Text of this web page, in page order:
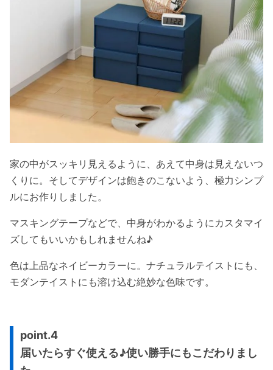
家の中がスッキリ見えるように、あえて中身は見えないつ
くりに。そしてデザインは飽きのこないよう、極力シンプ
ルにお作りしました。
マスキングテープなどで、中身がわかるようにカスタマイ
ズしてもいいかもしれませんね♪
色は上品なネイビーカラーに。ナチュラルテイストにも、
モダンテイストにも溶け込む絶妙な色味です。
point.4
届いたらすぐ使える♪使い勝手にもこだわりまし